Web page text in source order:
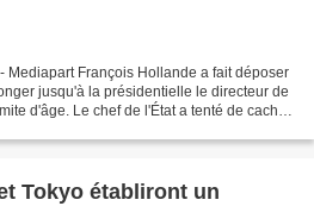
Mediapart François Hollande a fait déposer
jusqu'à la présidentielle le directeur de
d'âge. Le chef de l'État a tenté de cacher
Tokyo établiront un